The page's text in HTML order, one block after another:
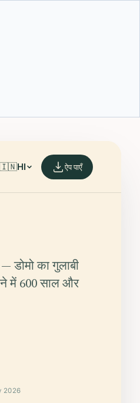
🇮🇳HI ऐप पाएँ
डोमो का गुलाबी
में 600 साल और
2026